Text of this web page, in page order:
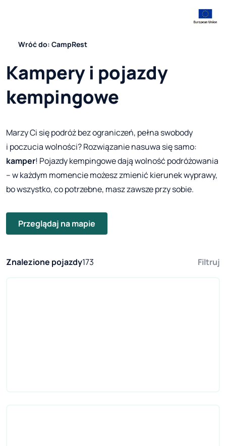
Wróć do: CampRest
Kampery i pojazdy
kempingowe
Marzy Ci się podróż bez ograniczeń, pełna swobody
i poczucia wolności? Rozwiązanie nasuwa się samo:
kamper! Pojazdy kempingowe dają wolność podróżowania
– w każdym momencie możesz zmienić kierunek wyprawy,
bo wszystko, co potrzebne, masz zawsze przy sobie.
Przeglądaj na mapie
Znalezione pojazdy173 Filtruj